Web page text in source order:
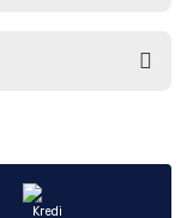
tarafımıza